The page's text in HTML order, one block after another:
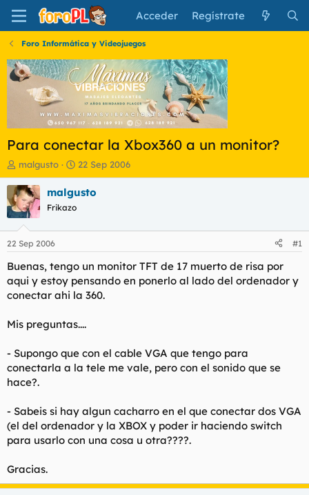
Acceder Regístrate
Foro Informática y Videojuegos
Para conectar la Xbox360 a un monitor?
I
n
i
c
i
a
d
o
r
e
l
e
a
malgusto
F
e
c
i
n
c
i
22 Sep 2006
malgusto
Frikazo
22 Sep 2006 #1
Buenas, tengo un monitor TFT de 17 muerto de risa por
aqui y estoy pensando en ponerlo al lado del ordenador y
conectar ahi la 360.
Mis preguntas....
- Supongo que con el cable VGA que tengo para
conectarla a la tele me vale, pero con el sonido que se
hace?.
- Sabeis si hay algun cacharro en el que conectar dos VGA
(el del ordenador y la XBOX y poder ir haciendo switch
para usarlo con una cosa u otra????.
Gracias.